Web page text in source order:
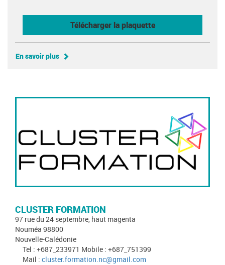
Télécharger la plaquette
En savoir plus
CLUSTER FORMATION
97 rue du 24 septembre, haut magenta
Nouméa 98800
Nouvelle-Calédonie
Tel : +687_233971 Mobile : +687_751399
Mail : cluster.formation.nc@gmail.com